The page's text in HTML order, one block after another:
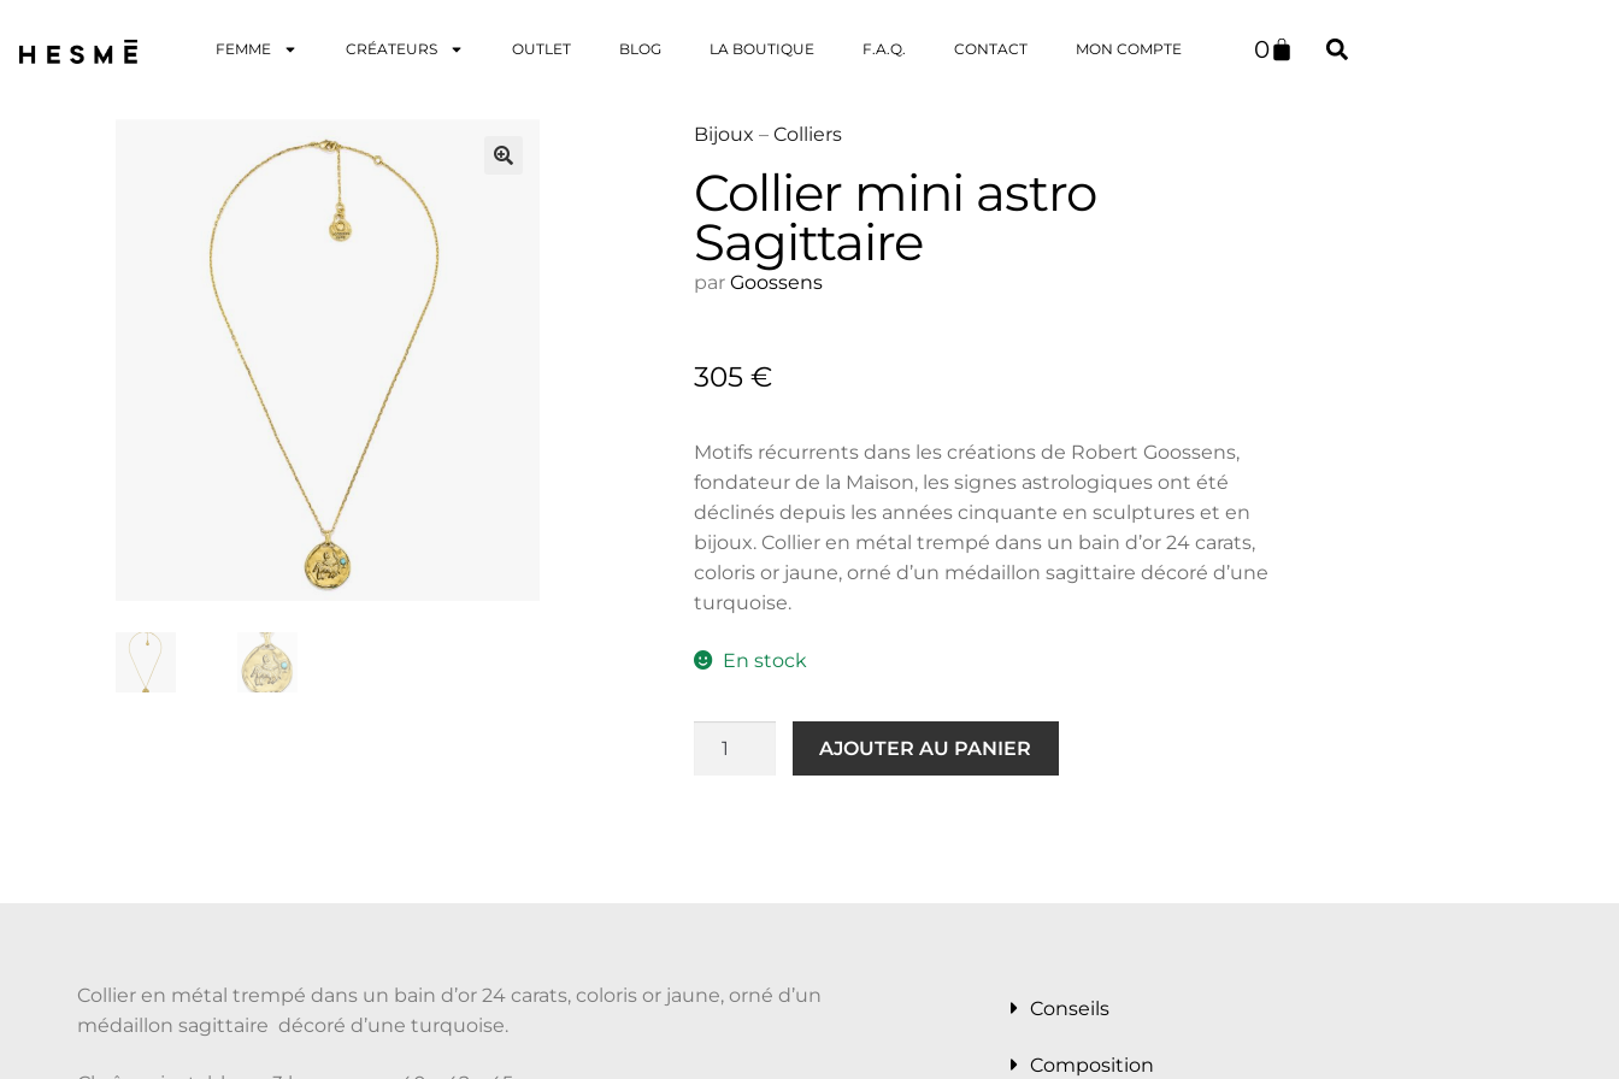
FEMME CRÉATEURS OUTLET BLOG LA BOUTIQUE F.A.Q. CONTACT MON COMPTE 0
Bijoux – Colliers
Collier mini astro
Sagittaire
par Goossens
305 €
Motifs récurrents dans les créations de Robert Goossens,
fondateur de la Maison, les signes astrologiques ont été
déclinés depuis les années cinquante en sculptures et en
bijoux. Collier en métal trempé dans un bain d’or 24 carats,
coloris or jaune, orné d’un médaillon sagittaire décoré d’une
turquoise.
En stock
AJOUTER AU PANIER
Collier en métal trempé dans un bain d’or 24 carats, coloris or jaune, orné d’un
médaillon sagittaire décoré d’une turquoise.
Conseils
Composition